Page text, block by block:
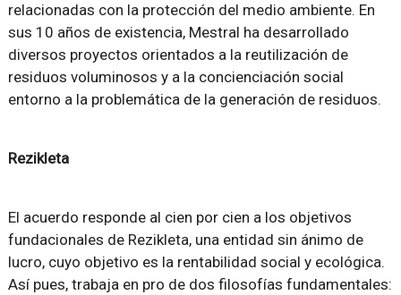
relacionadas con la protección del medio ambiente. En
sus 10 años de existencia, Mestral ha desarrollado
diversos proyectos orientados a la reutilización de
residuos voluminosos y a la concienciación social
entorno a la problemática de la generación de residuos.
Rezikleta
El acuerdo responde al cien por cien a los objetivos
fundacionales de Rezikleta, una entidad sin ánimo de
lucro, cuyo objetivo es la rentabilidad social y ecológica.
Así pues, trabaja en pro de dos filosofías fundamentales: